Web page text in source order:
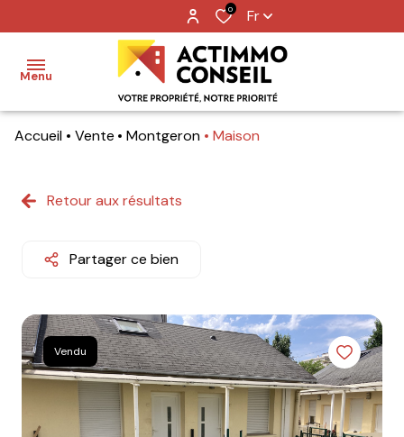
0 Fr
Menu
Ventes
Notre
Nos
metiers
Contact
Accueil Vente Montgeron Maison
Retour aux résultats
Partager ce bien
Vendu